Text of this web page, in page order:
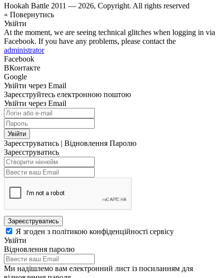
Hookah Battle 2011 — 2026, Copyright. All rights reserved
« Повернутись
Увійти
At the moment, we are seeing technical glitches when logging in via
Facebook. If you have any problems, please contact the
administrator
Facebook
ВКонтакте
Google
Увійти через Email
Зареєструйтесь електронною поштою
Увійти через Email
Увійти
Зареєструватись | Відновлення Паролю
Зареєструватись
Зареєструватись
Я згоден з політикою конфіденційності сервісу
Увійти
Відновлення паролю
Ми надішлемо вам електронний лист із посиланням для